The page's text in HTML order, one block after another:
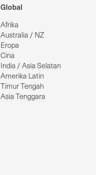
Global
Afrika
Australia / NZ
Eropa
Cina
India / Asia Selatan
Amerika Latin
Timur Tengah
Asia Tenggara